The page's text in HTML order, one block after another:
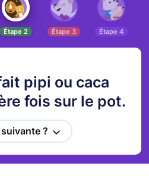
Étape 2 Étape 3 Étape 4
pipi ou caca
fois sur le pot.
?